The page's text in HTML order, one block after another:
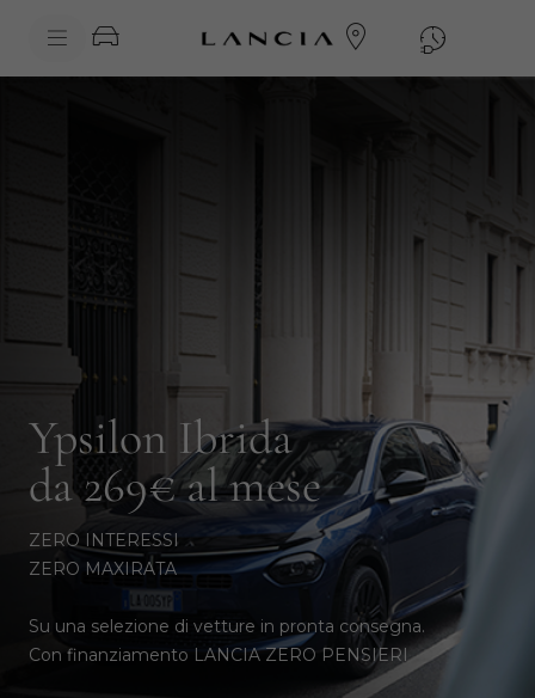
Ypsilon Ibrida
da 269€ al mese
ZERO INTERESSI
ZERO MAXIRATA
Su una selezione di vetture in pronta consegna.
Con finanziamento LANCIA ZERO PENSIERI